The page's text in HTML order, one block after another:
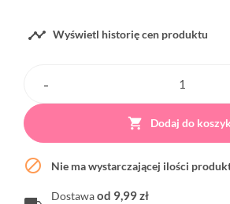
 Wyświetl historię cen produktu
 Dodaj do
 Nie ma wystarczającej ilości
Dostawaod 9,99 zł